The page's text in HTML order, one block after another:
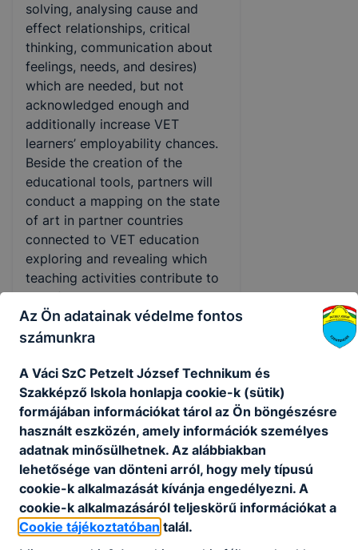
solving, analysing cause and
effect relationships, critical
thinking, communication about
feelings, needs, and desires)
which are needed, but not
acknowledged enough and
additionally increase VET
learners’ employability chances.
Beside the creation of the
educational tools, partners will
conduct a mapping on the state
of art in partner countries
connected to VET education
exploring and revealing which
teaching activities contribute to
transformation. Newly
established expert groups
involving key stakeholders with
relationship between VET and
labour market will conduct the
mapping and by the end of the
research phase, good practices
will be collected from all partner
countries. International meetings
and a conference will provide
opportunities for multipliers to
learn about the shared methods,
materials, research findings. The
Az Ön adatainak védelme fontos
számunkra
A Váci SzC Petzelt József Technikum és
Szakképző Iskola honlapja cookie-k (sütik)
formájában információkat tárol az Ön böngészésre
használt eszközén, amely információk személyes
adatnak minősülhetnek. Az alábbiakban
lehetősége van dönteni arról, hogy mely típusú
cookie-k alkalmazását kívánja engedélyezni. A
cookie-k alkalmazásáról teljeskörű információkat a
Cookie tájékoztatóban talál.